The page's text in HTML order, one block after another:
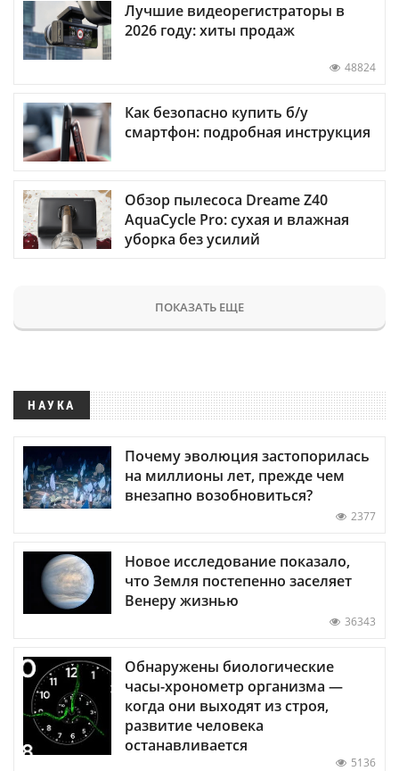
Лучшие видеорегистраторы в
2026 году: хиты продаж
48824
Как безопасно купить б/у
смартфон: подробная инструкция
Обзор пылесоса Dreame Z40
AquaCycle Pro: сухая и влажная
уборка без усилий
ПОКАЗАТЬ ЕЩЕ
НАУКА
Почему эволюция застопорилась
на миллионы лет, прежде чем
внезапно возобновиться?
2377
Новое исследование показало,
что Земля постепенно заселяет
Венеру жизнью
36343
Обнаружены биологические
часы-хронометр организма —
когда они выходят из строя,
развитие человека
останавливается
5136